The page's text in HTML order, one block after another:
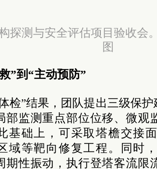
探测与安全评估项目验收会
图
”到“主动预防”
检”结果，团队提出三级保
部监测重点部位位移、微观
基础上，可采取塔檐交接
域等靶向修复工程。同时
期性振动，执行登塔客流限